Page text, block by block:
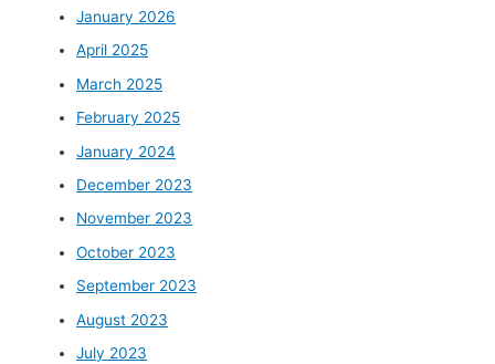
January 2026
April 2025
March 2025
February 2025
January 2024
December 2023
November 2023
October 2023
September 2023
August 2023
July 2023